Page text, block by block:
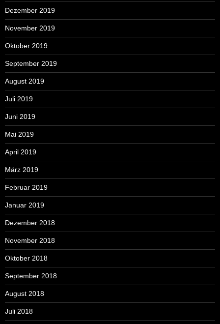
Dezember 2019
November 2019
Oktober 2019
September 2019
August 2019
Juli 2019
Juni 2019
Mai 2019
April 2019
März 2019
Februar 2019
Januar 2019
Dezember 2018
November 2018
Oktober 2018
September 2018
August 2018
Juli 2018